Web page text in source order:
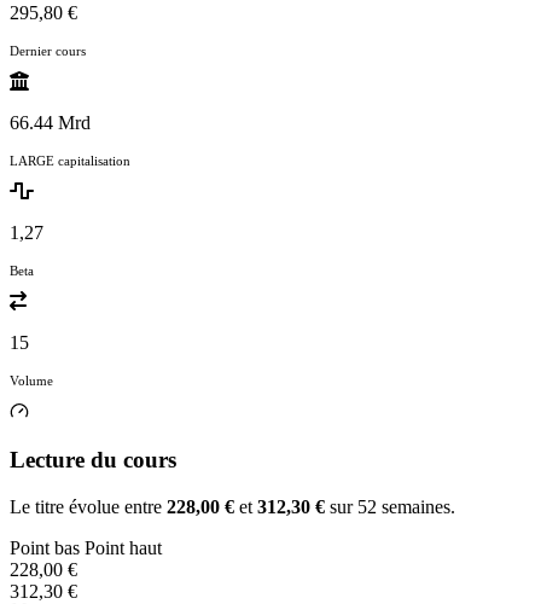
295,80 €
Dernier cours
66.44 Mrd
LARGE capitalisation
1,27
Beta
15
Volume
Lecture du cours
Le titre évolue entre 228,00 € et 312,30 € sur 52 semaines.
Point bas Point haut
228,00 €
312,30 €